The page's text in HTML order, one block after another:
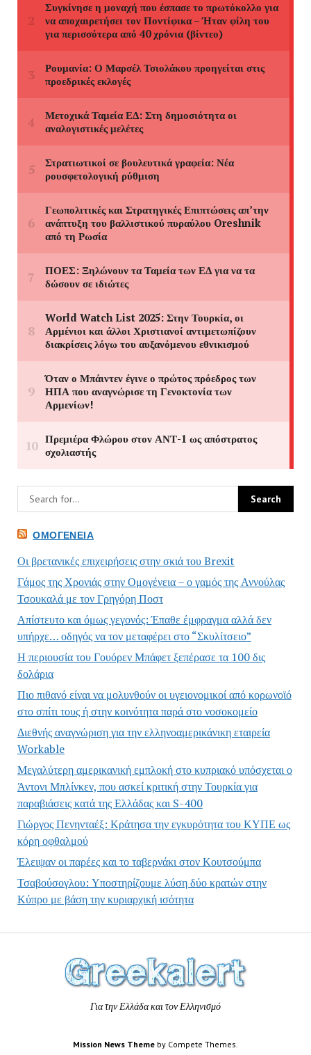
ΟΜΟΓΈΝΕΙΑ
Οι βρετανικές επιχειρήσεις στην σκιά του Brexit
Γάμος της Χρονιάς στην Ομογένεια – ο γαμός της Αννούλας
Τσουκαλά με τον Γρηγόρη Ποστ
Απίστευτο και όμως γεγονός: Έπαθε έμφραγμα αλλά δεν
υπήρχε… οδηγός να τον μεταφέρει στο “Σκυλίτσειο”
Η περιουσία του Γουόρεν Μπάφετ ξεπέρασε τα 100 δις
δολάρια
Πιο πιθανό είναι να μολυνθούν οι υγειονομικοί από κορωνοϊό
στο σπίτι τους ή στην κοινότητα παρά στο νοσοκομείο
Διεθνής αναγνώριση για την ελληνοαμερικάνικη εταιρεία
Workable
Μεγαλύτερη αμερικανική εμπλοκή στο κυπριακό υπόσχεται ο
Άντονι Μπλίνκεν, που ασκεί κριτική στην Τουρκία για
παραβιάσεις κατά της Ελλάδας και S-400
Γιώργος Πενηνταέξ: Κράτησα την εγκυρότητα του ΚΥΠΕ ως
κόρη οφθαλμού
Έλειψαν οι παρέες και το ταβερνάκι στον Κουτσούμπα
Τσαβούσογλου: Υποστηρίζουμε λύση δύο κρατών στην
Κύπρο με βάση την κυριαρχική ισότητα
Για την Ελλάδα και τον Ελληνισμό
Mission News Theme by Compete Themes.